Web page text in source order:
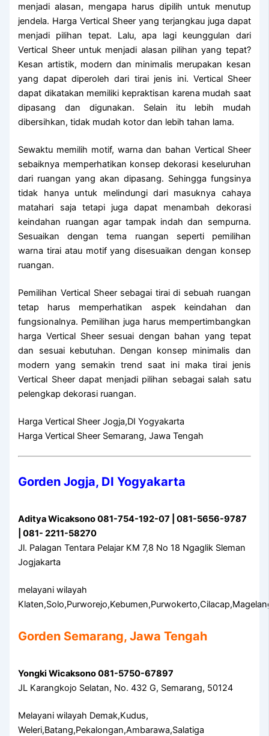
menjadi alasan, mengapa harus dipilih untuk menutup
jendela. Harga Vertical Sheer yang terjangkau juga dapat
menjadi pilihan tepat. Lalu, apa lagi keunggulan dari
Vertical Sheer untuk menjadi alasan pilihan yang tepat?
Kesan artistik, modern dan minimalis merupakan kesan
yang dapat diperoleh dari tirai jenis ini. Vertical Sheer
dapat dikatakan memiliki kepraktisan karena mudah saat
dipasang dan digunakan. Selain itu lebih mudah
dibersihkan, tidak mudah kotor dan lebih tahan lama.
Sewaktu memilih motif, warna dan bahan Vertical Sheer
sebaiknya memperhatikan konsep dekorasi keseluruhan
dari ruangan yang akan dipasang. Sehingga fungsinya
tidak hanya untuk melindungi dari masuknya cahaya
matahari saja tetapi juga dapat menambah dekorasi
keindahan ruangan agar tampak indah dan sempurna.
Sesuaikan dengan tema ruangan seperti pemilihan
warna tirai atau motif yang disesuaikan dengan konsep
ruangan.
Pemilihan Vertical Sheer sebagai tirai di sebuah ruangan
tetap harus memperhatikan aspek keindahan dan
fungsionalnya. Pemilihan juga harus mempertimbangkan
harga Vertical Sheer sesuai dengan bahan yang tepat
dan sesuai kebutuhan. Dengan konsep minimalis dan
modern yang semakin trend saat ini maka tirai jenis
Vertical Sheer dapat menjadi pilihan sebagai salah satu
pelengkap dekorasi ruangan.
Harga Vertical Sheer Jogja,DI Yogyakarta
Harga Vertical Sheer Semarang, Jawa Tengah
Gorden Jogja, DI Yogyakarta
Aditya Wicaksono 081-754-192-07 | 081-5656-9787
| 081- 2211-58270
Jl. Palagan Tentara Pelajar KM 7,8 No 18 Ngaglik Sleman
Jogjakarta
melayani wilayah
Gorden Semarang, Jawa Tengah
Yongki Wicaksono 081-5750-67897
JL Karangkojo Selatan, No. 432 G, Semarang, 50124
Melayani wilayah Demak,Kudus,
Weleri,Batang,Pekalongan,Ambarawa,Salatiga